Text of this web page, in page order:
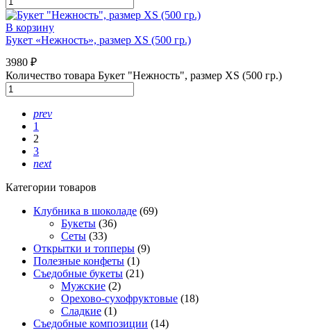
В корзину
Букет «Нежность», размер XS (500 гр.)
3980 ₽
Количество товара Букет "Нежность", размер XS (500 гр.)
prev
1
2
3
next
Категории товаров
Клубника в шоколаде (69)
Букеты (36)
Сеты (33)
Открытки и топперы (9)
Полезные конфеты (1)
Съедобные букеты (21)
Мужские (2)
Орехово-сухофруктовые (18)
Сладкие (1)
Съедобные композиции (14)